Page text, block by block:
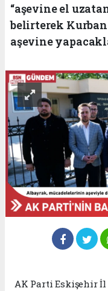
“aşevine el
belirterek Kurban
aşevine
AK Parti Eskişehir İl